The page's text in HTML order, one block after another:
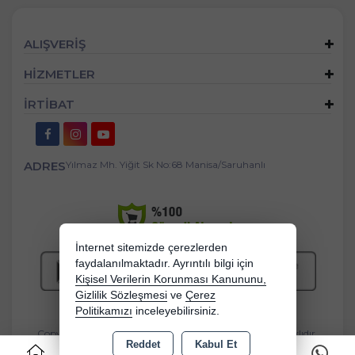
ALIŞVERİŞ
HİZMETLER
İRTİBAT
ADRESYılmaz Mh. Yiğit Sk No:68 Manisa/Saruhanlı
Copyright 2026 bebekbeziburada.com - Tüm hakları saklıdır.
Kredi kartı bilgileriniz 256bit SSL sertifikası ile korunmaktadır.
İnternet sitemizde çerezlerden
faydalanılmaktadır. Ayrıntılı bilgi için
Kişisel Verilerin Korunması Kanununu,
Gizlilik Sözleşmesi ve Çerez
Politikamızı inceleyebilirsiniz.
Reddet Kabul Et